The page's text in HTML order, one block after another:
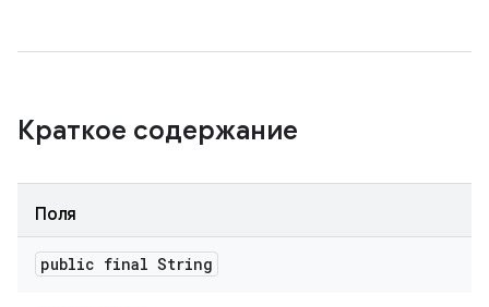
Краткое содержание
Поля
public final String